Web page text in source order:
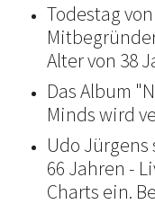
Todestag
Alter von 38
Das Album
Minds wird
Udo
66 Jahren -
Charts ein.